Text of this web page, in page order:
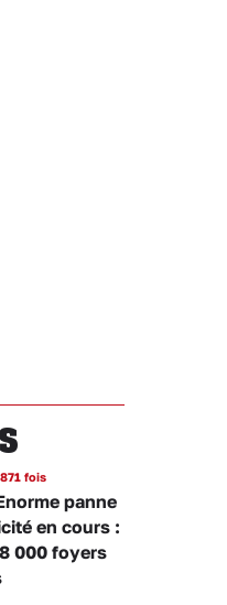
fois
panne
en cours :
000 foyers